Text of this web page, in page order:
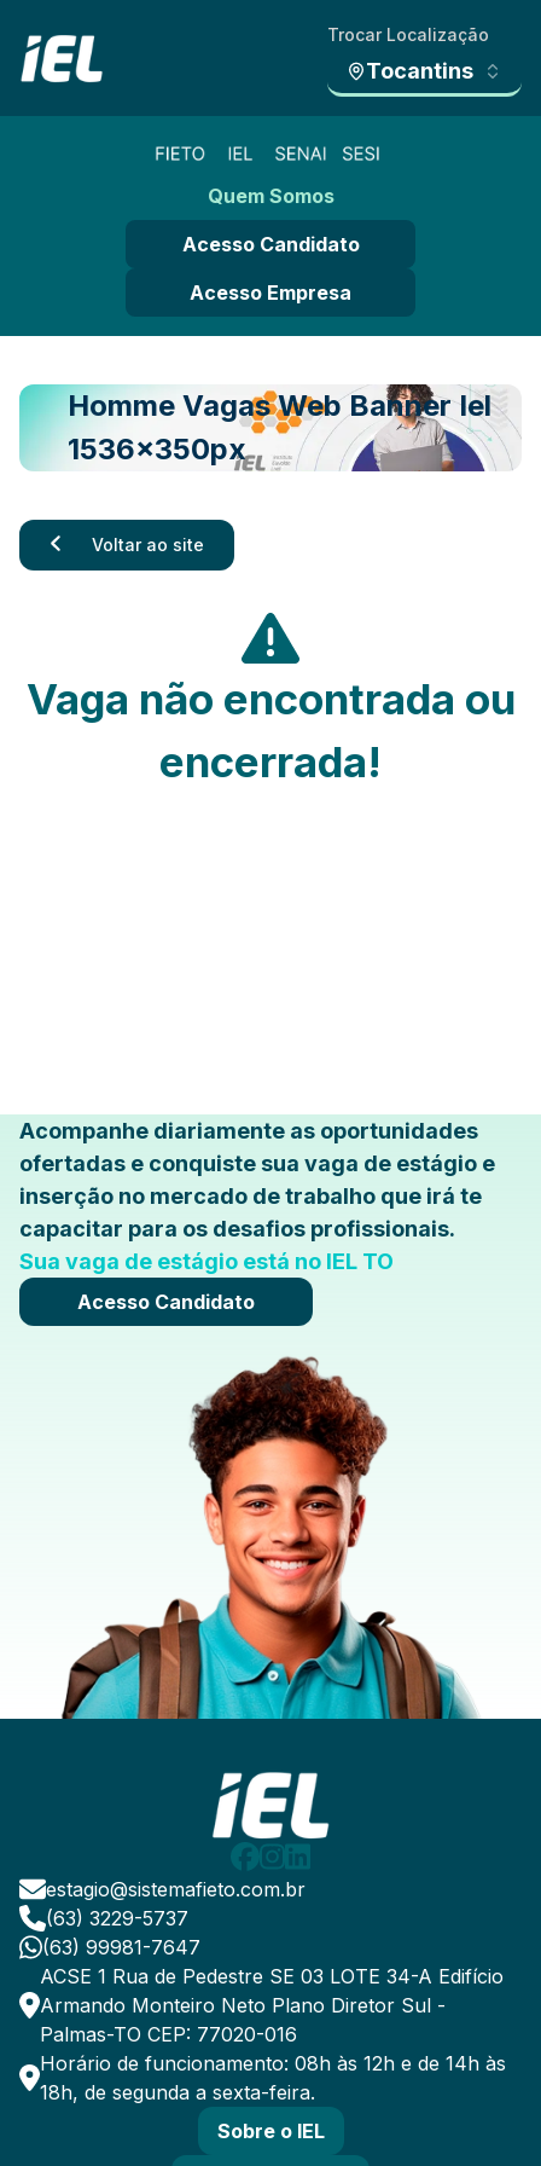
Trocar Localização
Tocantins
Quem Somos
Acesso Candidato
Acesso Empresa
Homme Vagas Web Banner Iel
1536x350px
Voltar ao site
Vaga não encontrada ou
encerrada!
Acompanhe diariamente as oportunidades
ofertadas e conquiste sua vaga de estágio e
inserção no mercado de trabalho que irá te
capacitar para os desafios profissionais.
Sua vaga de estágio está no IEL TO
Acesso Candidato
estagio@sistemafieto.com.br
(63) 3229-5737
(63) 99981-7647
ACSE 1 Rua de Pedestre SE 03 LOTE 34-A Edifício
Armando Monteiro Neto Plano Diretor Sul -
Palmas-TO CEP: 77020-016
Horário de funcionamento: 08h às 12h e de 14h às
18h, de segunda a sexta-feira.
Sobre o IEL